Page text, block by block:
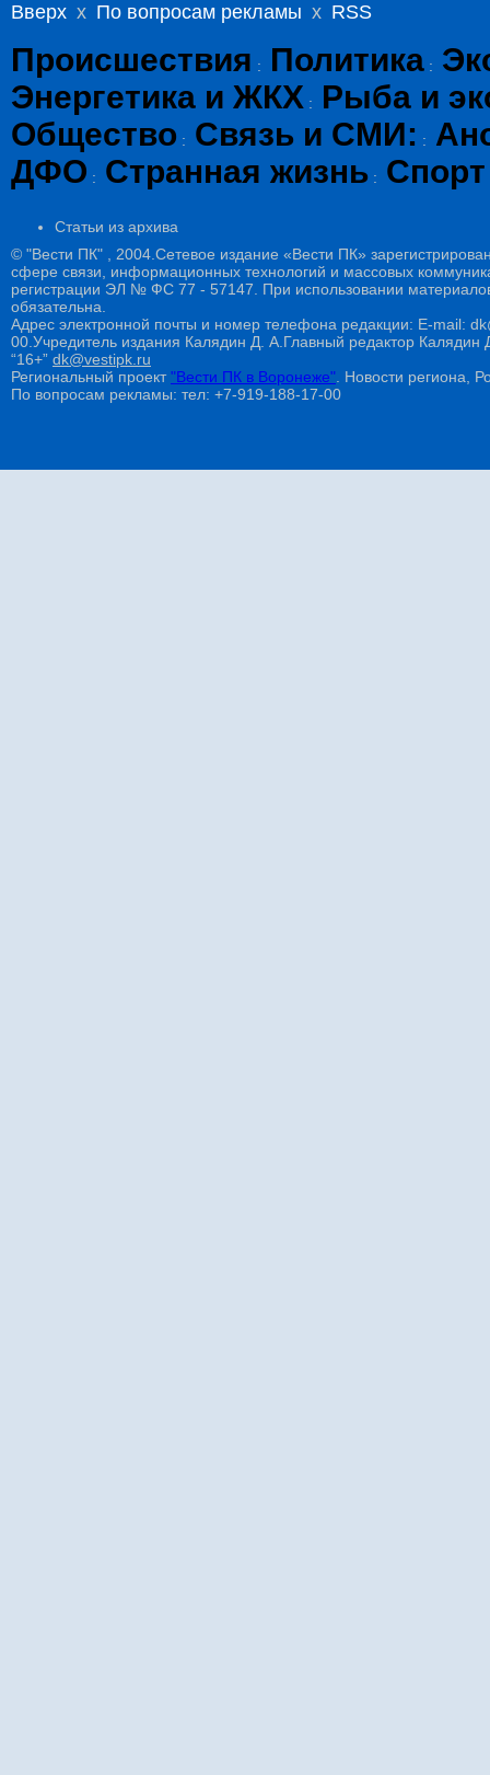
Вверх x По вопросам рекламы x RSS
Происшествия : Политика :
Энергетика и ЖКХ :
Рыба и
Общество : Связь и СМИ: :
ДФО : Странная жизнь : Спорт
Статьи из архива
© "Вести ПК" , 2004.Сетевое издание «Вести ПК»
сфере связи, информационных технологий и массовых
регистрации ЭЛ № ФС 77 - 57147. При использовании
обязательна.
Адрес электронной почты и номер телефона редакции: E-mail:
00.Учредитель издания Калядин Д. А.Главный редактор
“16+” dk@vestipk.ru
Региональный проект"Вести ПК в Воронеже" . Новости региона,
По вопросам рекламы: тел: +7-919-188-17-00